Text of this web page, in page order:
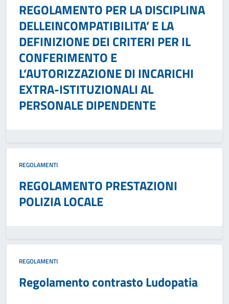
REGOLAMENTO PER LA DISCIPLINA
DELLEINCOMPATIBILITA’ E LA
DEFINIZIONE DEI CRITERI PER IL
CONFERIMENTO E
L’AUTORIZZAZIONE DI INCARICHI
EXTRA-ISTITUZIONALI AL
PERSONALE DIPENDENTE
REGOLAMENTI
REGOLAMENTO PRESTAZIONI
POLIZIA LOCALE
REGOLAMENTI
Regolamento contrasto Ludopatia